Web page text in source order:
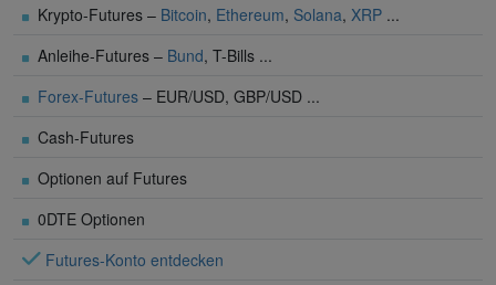
Krypto-Futures – Bitcoin, Ethereum, Solana, XRP ...
Anleihe-Futures – Bund, T-Bills ...
Forex-Futures – EUR/USD, GBP/USD ...
Cash-Futures
Optionen auf Futures
0DTE Optionen
Futures-Konto entdecken